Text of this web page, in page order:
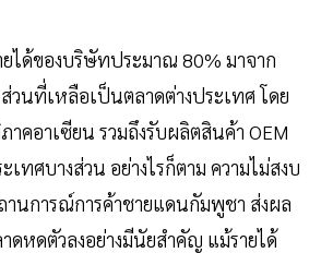
ได้ของบริษัทประมาณ 80% มาจาก
วนที่เหลือเป็นตลาดต่างประเทศ โดย
คอาเซียน รวมถึงรับผลิตสินค้า OEM
เทศบางส่วน อย่างไรก็ตาม ความไม่สงบ
านการณ์การค้าชายแดนกัมพูชา ส่งผล
ดหดตัวลงอย่างมีนัยสำคัญ แม้รายได้